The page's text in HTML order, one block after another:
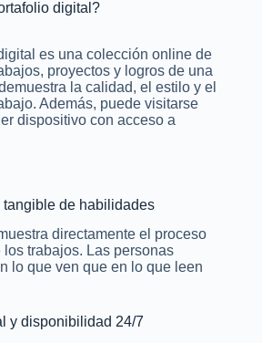
digital?
es una colección online de
proyectos y logros de una
la calidad, el estilo y el
Además, puede visitarse
dispositivo con acceso a
tangible de habilidades
directamente el proceso
los trabajos. Las personas
lo que ven que en lo que leen
y disponibilidad 24/7